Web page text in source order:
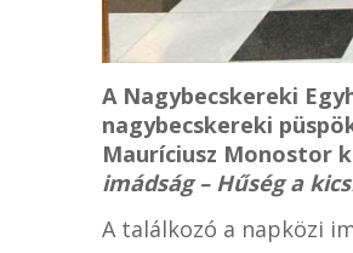
A Nagybecskereki
nagybecskereki
Mauríciusz Monostor
imádság – Hűség a
A találkozó a napközi